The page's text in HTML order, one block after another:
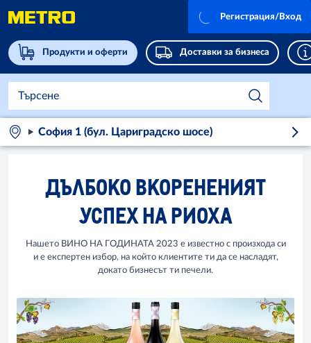
Продукти и оферти Доставки за бизнеса
Регистрация/Вход
София 1 (бул. Цариградско шосе)
ДЪЛБОКО ВКОРЕНЕНИЯТ
УСПЕХ НА РИОХА
Нашето ВИНО НА ГОДИНАТА 2023 е известно с произхода си
и е експертен избор, на който клиентите ти да се насладят,
докато бизнесът ти печели.